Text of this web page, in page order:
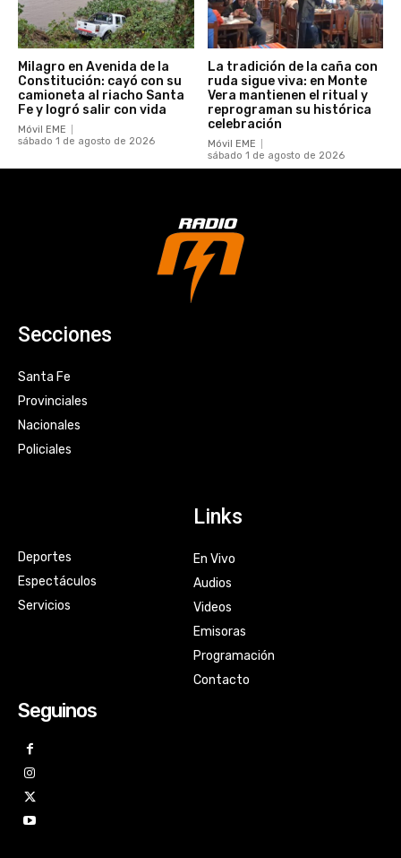
Milagro en Avenida de la
Constitución: cayó con su
camioneta al riacho Santa
Fe y logró salir con vida
Móvil EME
sábado 1 de agosto de 2026
La tradición de la caña con
ruda sigue viva: en Monte
Vera mantienen el ritual y
reprograman su histórica
celebración
Móvil EME
sábado 1 de agosto de 2026
Secciones
Santa Fe
Provinciales
Nacionales
Policiales
Deportes
Espectáculos
Servicios
Links
En Vivo
Audios
Videos
Emisoras
Programación
Contacto
Seguinos